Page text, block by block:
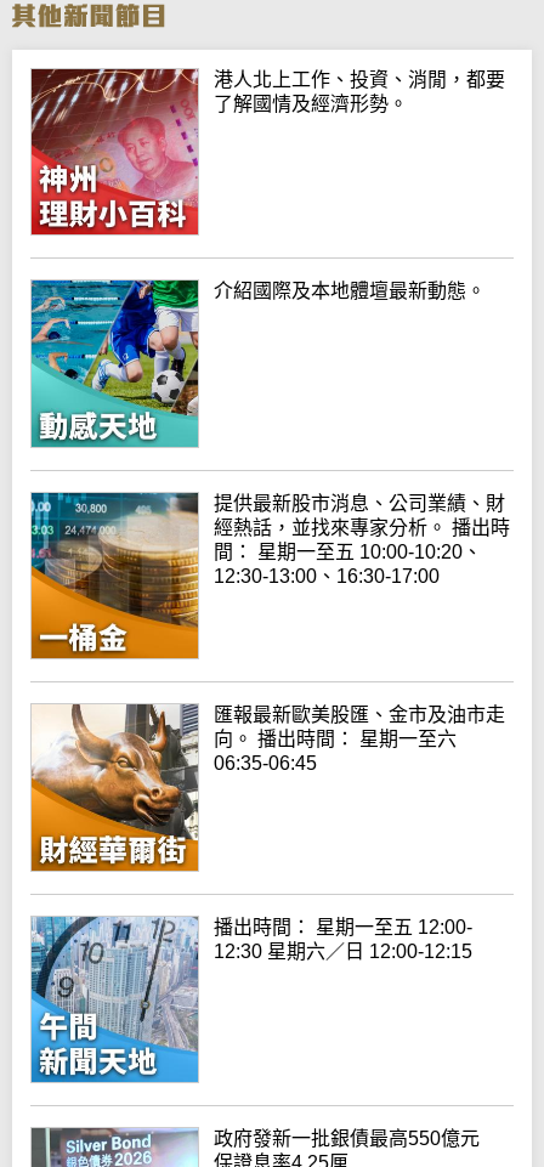
港人北上工作、投資、消閒，都要
了解國情及經濟形勢。
介紹國際及本地體壇最新動態。
提供最新股市消息、公司業績、財
經熱話，並找來專家分析。 播出時
間： 星期一至五 10:00-10:20、
12:30-13:00、16:30-17:00
匯報最新歐美股匯、金市及油市走
向。 播出時間： 星期一至六
06:35-06:45
播出時間： 星期一至五 12:00-
12:30 星期六／日 12:00-12:15
政府發新一批銀債最高550億元
保證息率4.25厘